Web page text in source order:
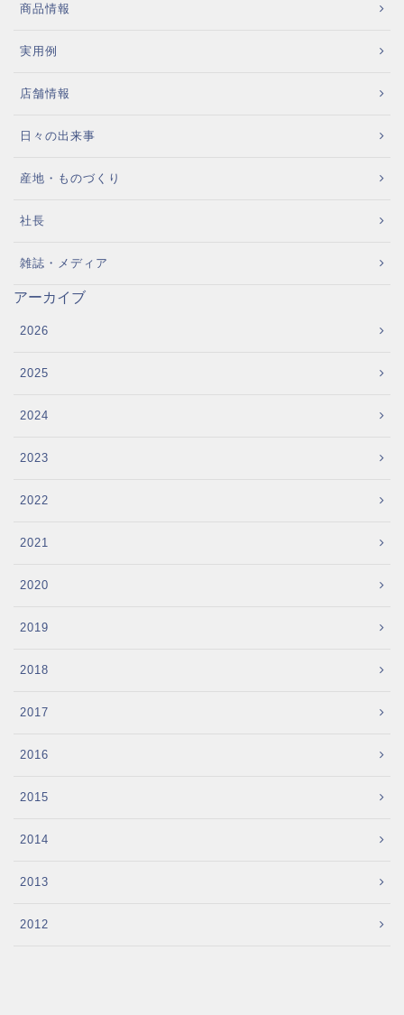
商品情報
実用例
店舗情報
日々の出来事
産地・ものづくり
社長
雑誌・メディア
アーカイブ
2026
2025
2024
2023
2022
2021
2020
2019
2018
2017
2016
2015
2014
2013
2012